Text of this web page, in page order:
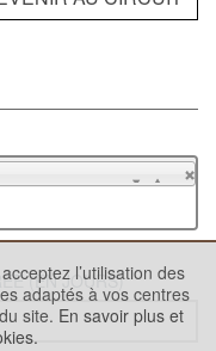
(EN JOURS)
l’utilisation des
adaptés à vos centres
site. En savoir plus et